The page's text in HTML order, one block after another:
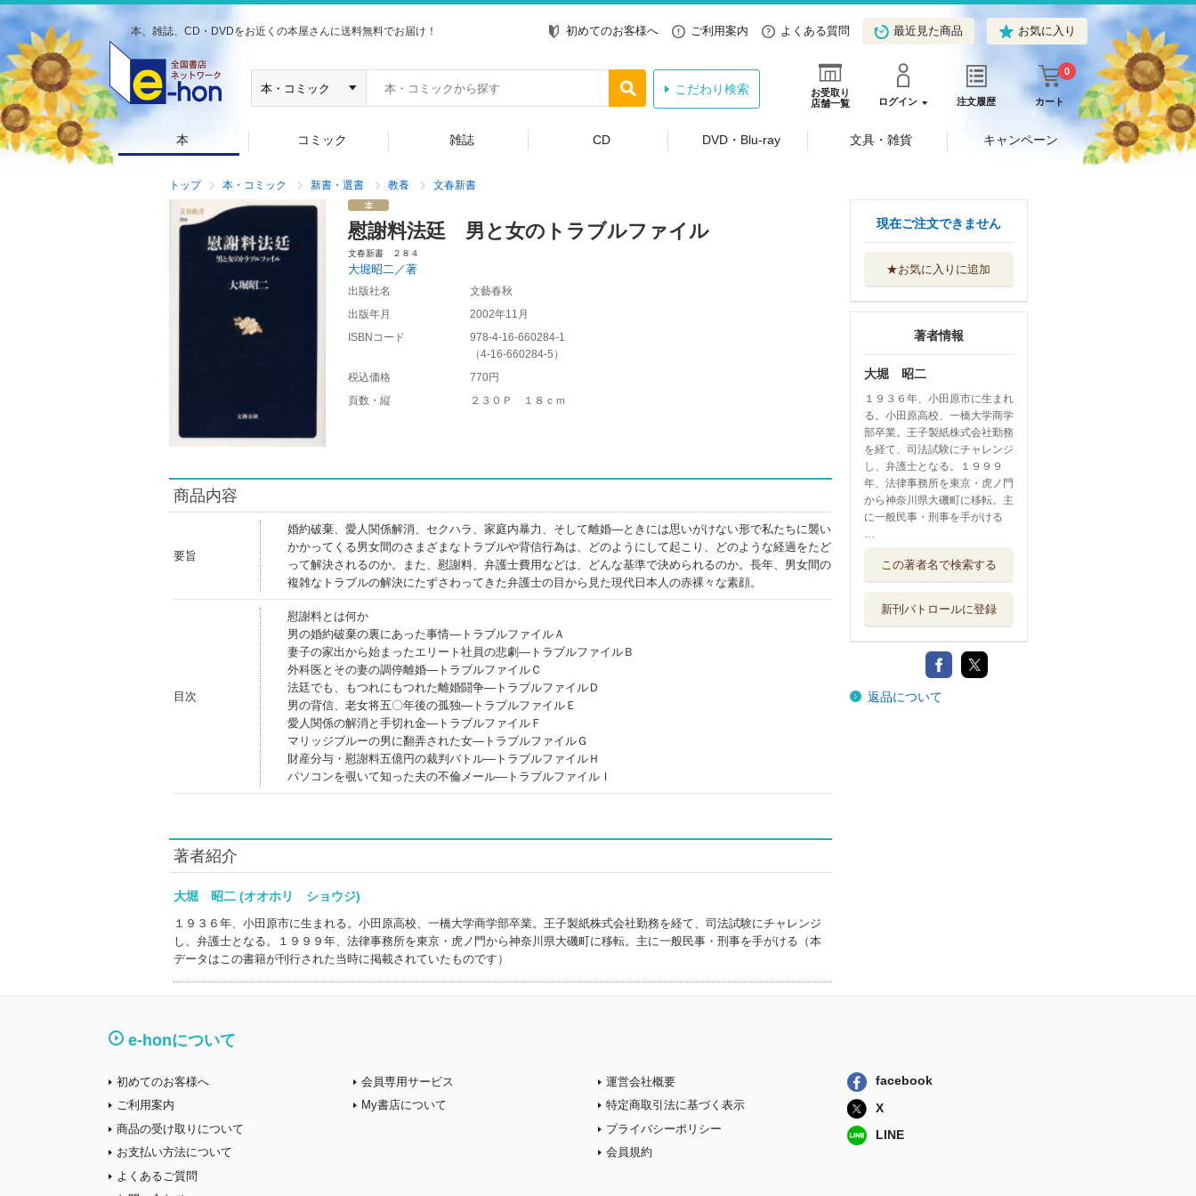
本、雑誌、CD・DVDをお近くの本屋さんに送料無料でお届け！ 初めてのお客様へ ご利用案内 よくある質問 最近見た商品 お気に入り
お受取り
店舗一覧
ログイン 注文履歴 カート
0
こだわり検索
本 コミック 雑誌 CD DVD・Blu-ray 文具・雑貨 キャンペーン
トップ 本・コミック 新書・選書 教養 文春新書
慰謝料法廷 男と女のトラブルファイル
文春新書 ２８４
大堀昭二／著
出版社名
文藝春秋
出版年月
2002年11月
ISBNコード
978-4-16-660284-1
（4-16-660284-5 ）
税込価格
770円
頁数・縦
２３０Ｐ １８ｃｍ
商品内容
要旨
婚約破棄、愛人関係解消、セクハラ、家庭内暴力、そして離婚―ときには思いがけない形で私たちに襲い
かかってくる男女間のさまざまなトラブルや背信行為は、どのようにして起こり、どのような経過をたど
って解決されるのか。また、慰謝料、弁護士費用などは、どんな基準で決められるのか。長年、男女間の
複雑なトラブルの解決にたずさわってきた弁護士の目から見た現代日本人の赤裸々な素顔。
目次
慰謝料とは何か
男の婚約破棄の裏にあった事情―トラブルファイルＡ
妻子の家出から始まったエリート社員の悲劇―トラブルファイルＢ
外科医とその妻の調停離婚―トラブルファイルＣ
法廷でも、もつれにもつれた離婚闘争―トラブルファイルＤ
男の背信、老女将五〇年後の孤独―トラブルファイルＥ
愛人関係の解消と手切れ金―トラブルファイルＦ
マリッジブルーの男に翻弄された女―トラブルファイルＧ
財産分与・慰謝料五億円の裁判バトル―トラブルファイルＨ
パソコンを覗いて知った夫の不倫メール―トラブルファイルＩ
著者紹介
大堀 昭二 (オオホリ ショウジ)
１９３６年、小田原市に生まれる。小田原高校、一橋大学商学部卒業。王子製紙株式会社勤務を経て、司法試験にチャレンジ
し、弁護士となる。１９９９年、法律事務所を東京・虎ノ門から神奈川県大磯町に移転。主に一般民事・刑事を手がける（本
データはこの書籍が刊行された当時に掲載されていたものです）
現在ご注文できません
★お気に入りに追加
著者情報
大堀 昭二
１９３６年、小田原市に生まれ
る。小田原高校、一橋大学商学
部卒業。王子製紙株式会社勤務
を経て、司法試験にチャレンジ
し、弁護士となる。１９９９
年、法律事務所を東京・虎ノ門
から神奈川県大磯町に移転。主
に一般民事・刑事を手がける
…
この著者名で検索する
新刊パトロールに登録
返品について
e-honについて
初めてのお客様へ
ご利用案内
商品の受け取りについて
お支払い方法について
よくあるご質問
会員専用サービス
My書店について
運営会社概要
特定商取引法に基づく表示
プライバシーポリシー
会員規約
facebook
X
LINE